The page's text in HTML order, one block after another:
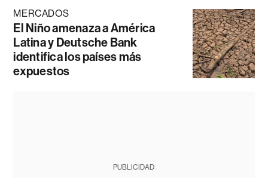
MERCADOS
El Niño amenaza a América
Latina y Deutsche Bank
identifica los países más
expuestos
PUBLICIDAD